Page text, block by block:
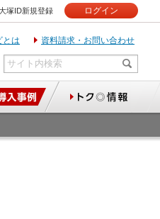
塚ID新規登録 ログイン
とは 資料請求・お問い合わせ